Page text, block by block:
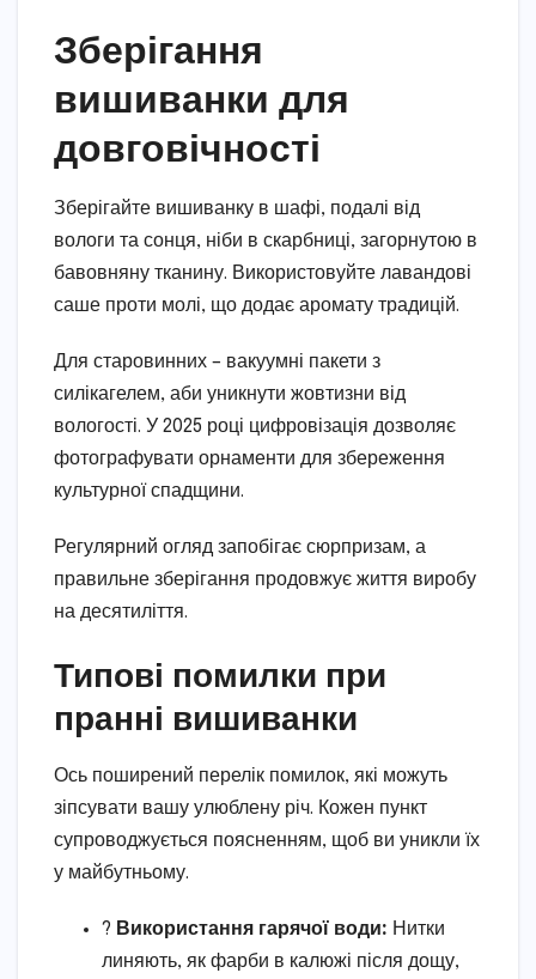
Зберігання
вишиванки для
довговічності
Зберігайте вишиванку в шафі, подалі від
вологи та сонця, ніби в скарбниці, загорнутою в
бавовняну тканину. Використовуйте лавандові
саше проти молі, що додає аромату традицій.
Для старовинних – вакуумні пакети з
силікагелем, аби уникнути жовтизни від
вологості. У 2025 році цифровізація дозволяє
фотографувати орнаменти для збереження
культурної спадщини.
Регулярний огляд запобігає сюрпризам, а
правильне зберігання продовжує життя виробу
на десятиліття.
Типові помилки при
пранні вишиванки
Ось поширений перелік помилок, які можуть
зіпсувати вашу улюблену річ. Кожен пункт
супроводжується поясненням, щоб ви уникли їх
у майбутньому.
?️ Використання гарячої води: Нитки
линяють, як фарби в калюжі після дощу,